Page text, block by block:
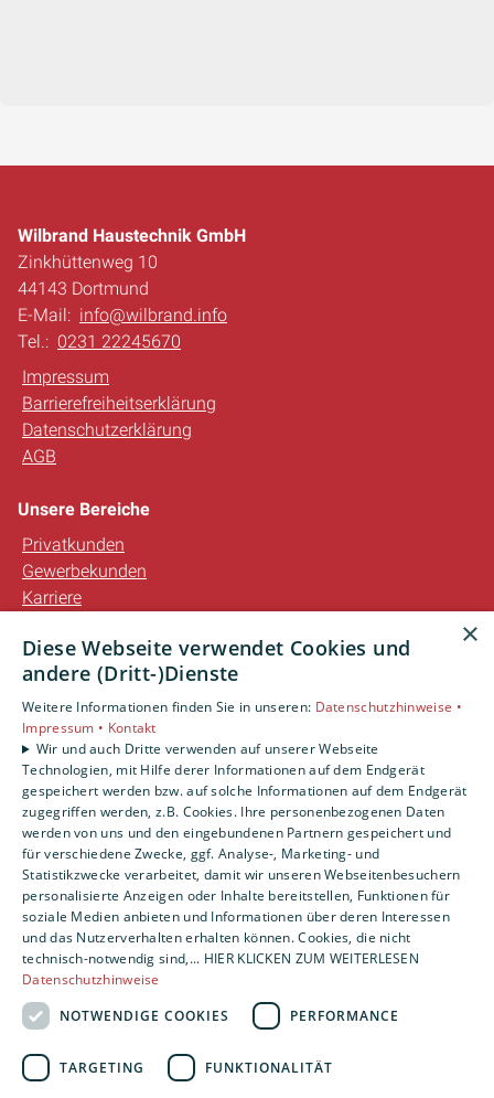
Wilbrand Haustechnik GmbH
Zinkhüttenweg 10
44143 Dortmund
E-Mail: info@wilbrand.info
Tel.: 0231 22245670
Impressum
Barrierefreiheitserklärung
Datenschutzerklärung
AGB
Unsere Bereiche
Privatkunden
Gewerbekunden
Karriere
Kontakt
×
Diese Webseite verwendet Cookies und
andere (Dritt-)Dienste
Weitere Informationen finden Sie in unseren: Datenschutzhinweise •
Impressum • Kontakt
Wir und auch Dritte verwenden auf unserer Webseite
Technologien, mit Hilfe derer Informationen auf dem Endgerät
gespeichert werden bzw. auf solche Informationen auf dem Endgerät
zugegriffen werden, z.B. Cookies. Ihre personenbezogenen Daten
werden von uns und den eingebundenen Partnern gespeichert und
für verschiedene Zwecke, ggf. Analyse-, Marketing- und
Statistikzwecke verarbeitet, damit wir unseren Webseitenbesuchern
personalisierte Anzeigen oder Inhalte bereitstellen, Funktionen für
soziale Medien anbieten und Informationen über deren Interessen
und das Nutzerverhalten erhalten können. Cookies, die nicht
technisch-notwendig sind,... HIER KLICKEN ZUM WEITERLESEN
Datenschutzhinweise
NOTWENDIGE COOKIES
PERFORMANCE
TARGETING FUNKTIONALITÄT